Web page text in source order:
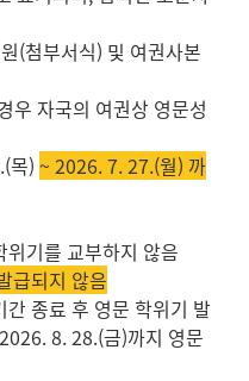
(첨부서식) 및 여권사본
우 자국의 여권상 영문성
목) ~ 2026. 7. 27.(월) 까
기를 교부하지 않음
급되지 않음
종료 후 영문 학위기 발
8. 28.(금)까지 영문